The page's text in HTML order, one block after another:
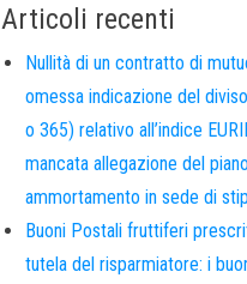
Articoli recenti
Nullità di un contratto di
omessa indicazione del
o 365) relativo all’indice
mancata allegazione del
ammortamento in sede di
Buoni Postali fruttiferi
tutela del risparmiatore: i